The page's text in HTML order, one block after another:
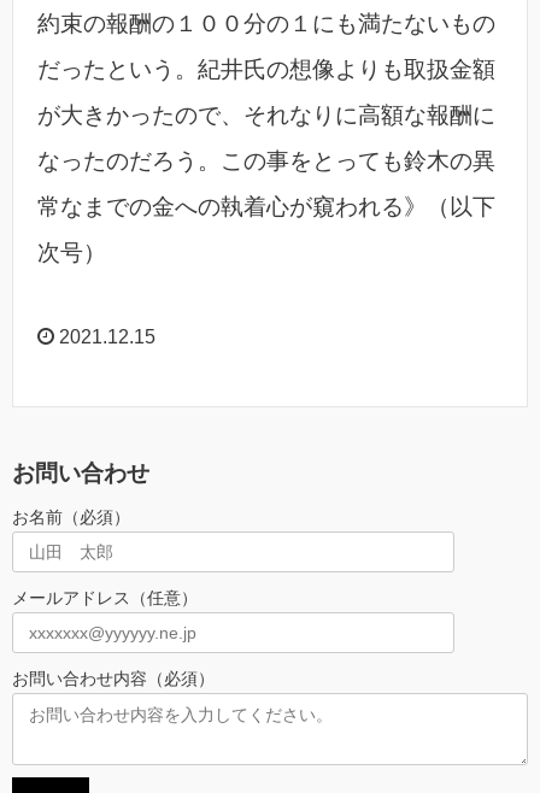
約束の報酬の１００分の１にも満たないもの
だったという。紀井氏の想像よりも取扱金額
が大きかったので、それなりに高額な報酬に
なったのだろう。この事をとっても鈴木の異
常なまでの金への執着心が窺われる》（以下
次号）
2021.12.15
お問い合わせ
お名前（必須）
メールアドレス（任意）
お問い合わせ内容（必須）